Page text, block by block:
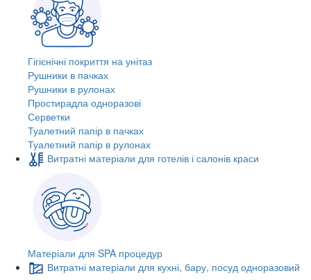
Гігієнічні покриття на унітаз
Рушники в пачках
Рушники в рулонах
Простирадла одноразові
Серветки
Туалетний папір в пачках
Туалетний папір в рулонах
Витратні матеріали для готелів і салонів краси
Матеріали для SPA процедур
Витратні матеріали для кухні, бару, посуд одноразовий